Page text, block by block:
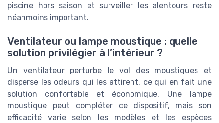
piscine hors saison et surveiller les alentours reste
néanmoins important.
Ventilateur ou lampe moustique : quelle
solution privilégier à l’intérieur ?
Un ventilateur perturbe le vol des moustiques et
disperse les odeurs qui les attirent, ce qui en fait une
solution confortable et économique. Une lampe
moustique peut compléter ce dispositif, mais son
efficacité varie selon les modèles et les espèces